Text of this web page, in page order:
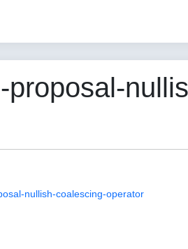
nullish-coalescing-operator